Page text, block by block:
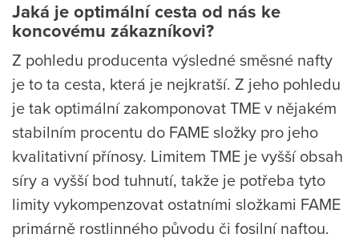
Jaká je optimální cesta od nás ke
koncovému zákazníkovi?
Z pohledu producenta výsledné směsné nafty
je to ta cesta, která je nejkratší. Z jeho pohledu
je tak optimální zakomponovat TME v nějakém
stabilním procentu do FAME složky pro jeho
kvalitativní přínosy. Limitem TME je vyšší obsah
síry a vyšší bod tuhnutí, takže je potřeba tyto
limity vykompenzovat ostatními složkami FAME
primárně rostlinného původu či fosilní naftou.